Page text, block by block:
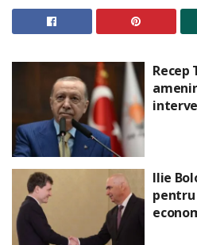
Recep
Ilie
pentru